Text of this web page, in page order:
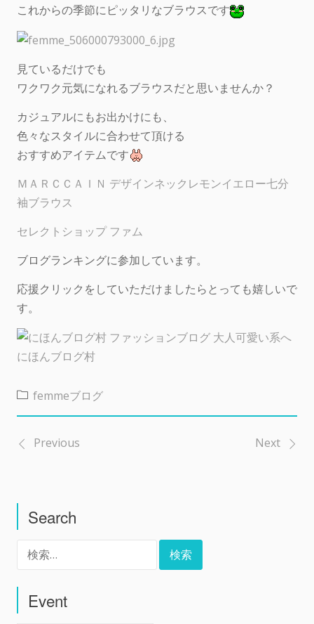
これからの季節にピッタリなブラウスです
見ているだけでも
ワクワク元気になれるブラウスだと思いませんか？
カジュアルにもお出かけにも、
色々なスタイルに合わせて頂ける
おすすめアイテムです
ＭＡＲＣＣＡＩＮ デザインネックレモンイエロー七分
袖ブラウス
セレクトショップ ファム
ブログランキングに参加しています。
応援クリックをしていただけましたらとっても嬉しいで
す。
にほんブログ村
femmeブログ
投
ナ
ビ
ゲ
Previous Next
Search
Event